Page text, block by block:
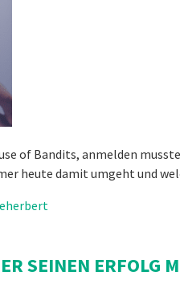
of Bandits, anmelden
heute damit umgeht und
SEINEN ERFOLG